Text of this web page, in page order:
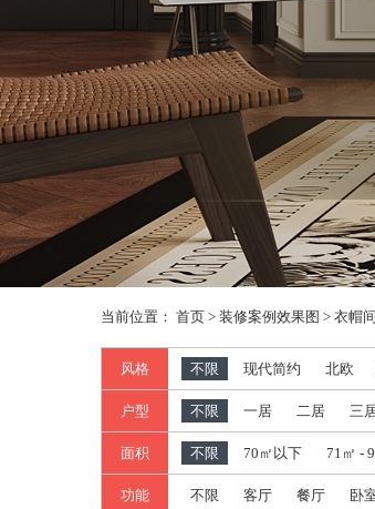
当前位置： 首页 > 装修案例效果图 > 衣帽间
风格 不限 现代简约 北欧
户型 不限 一居 二居 三
面积 不限 70㎡以下 71㎡ -
功能 不限 客厅 餐厅 卧